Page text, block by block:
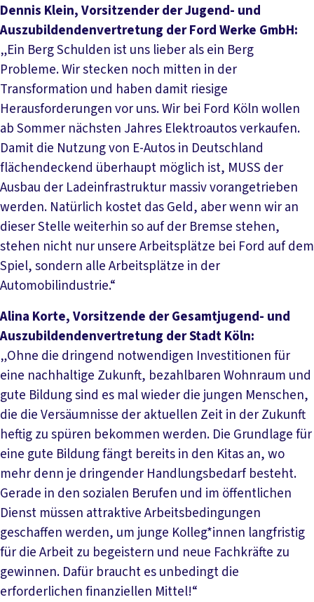
Dennis Klein, Vorsitzender der Jugend- und
Auszubildendenvertretung der Ford Werke GmbH:
„Ein Berg Schulden ist uns lieber als ein Berg
Probleme. Wir stecken noch mitten in der
Transformation und haben damit riesige
Herausforderungen vor uns. Wir bei Ford Köln wollen
ab Sommer nächsten Jahres Elektroautos verkaufen.
Damit die Nutzung von E-Autos in Deutschland
flächendeckend überhaupt möglich ist, MUSS der
Ausbau der Ladeinfrastruktur massiv vorangetrieben
werden. Natürlich kostet das Geld, aber wenn wir an
dieser Stelle weiterhin so auf der Bremse stehen,
stehen nicht nur unsere Arbeitsplätze bei Ford auf dem
Spiel, sondern alle Arbeitsplätze in der
Automobilindustrie.“
Alina Korte, Vorsitzende der Gesamtjugend- und
Auszubildendenvertretung der Stadt Köln:
„Ohne die dringend notwendigen Investitionen für
eine nachhaltige Zukunft, bezahlbaren Wohnraum und
gute Bildung sind es mal wieder die jungen Menschen,
die die Versäumnisse der aktuellen Zeit in der Zukunft
heftig zu spüren bekommen werden. Die Grundlage für
eine gute Bildung fängt bereits in den Kitas an, wo
mehr denn je dringender Handlungsbedarf besteht.
Gerade in den sozialen Berufen und im öffentlichen
Dienst müssen attraktive Arbeitsbedingungen
geschaffen werden, um junge Kolleg*innen langfristig
für die Arbeit zu begeistern und neue Fachkräfte zu
gewinnen. Dafür braucht es unbedingt die
erforderlichen finanziellen Mittel!“